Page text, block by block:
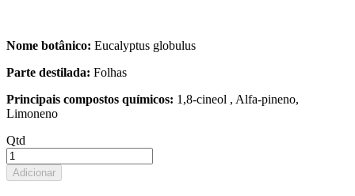
Nome botânico: Eucalyptus globulus
Parte destilada: Folhas
Principais compostos químicos: 1,8-cineol , Alfa-pineno,
Limoneno
Qtd
Adicionar